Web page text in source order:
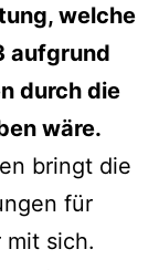
welche
aufgrund
durch die
wäre.
bringt die
für
mit sich.